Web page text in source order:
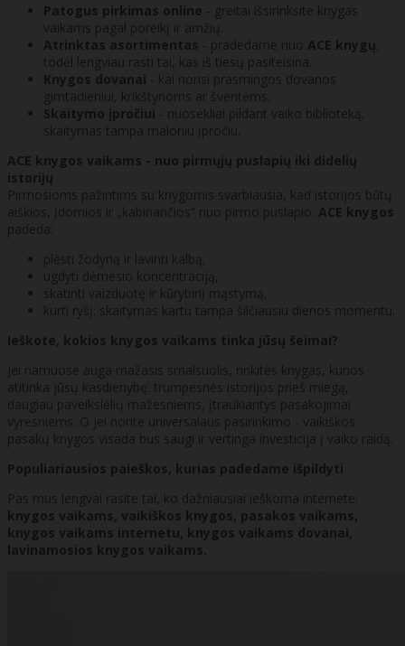
Patogus pirkimas online - greitai išsirinksite knygas
vaikams pagal poreikį ir amžių.
Atrinktas asortimentas - pradedame nuo ACE knygų
todėl lengviau rasti tai, kas iš tiesų pasiteisina.
Knygos dovanai - kai norisi prasmingos dovanos
gimtadieniui, krikštynoms ar šventėms.
Skaitymo įpročiui - nuosekliai pildant vaiko biblioteką,
skaitymas tampa maloniu įpročiu.
ACE knygos vaikams - nuo pirmųjų puslapių iki didelių
istorijų
Pirmosioms pažintims su knygomis svarbiausia, kad istorijos būtų
aiškios, įdomios ir „kabinančios“ nuo pirmo puslapio. ACE knygos
padeda:
plėsti žodyną ir lavinti kalbą,
ugdyti dėmesio koncentraciją,
skatinti vaizduotę ir kūrybinį mąstymą,
kurti ryšį: skaitymas kartu tampa šilčiausiu dienos momentu.
Ieškote, kokios knygos vaikams tinka jūsų šeimai?
Jei namuose auga mažasis smalsuolis, rinkitės knygas, kurios
atitinka jūsų kasdienybę: trumpesnės istorijos prieš miegą,
daugiau paveikslėlių mažesniems, įtraukiantys pasakojimai
vyresniems. O jei norite universalaus pasirinkimo - vaikiškos
pasakų knygos visada bus saugi ir vertinga investicija į vaiko raidą.
Populiariausios paieškos, kurias padedame išpildyti
Pas mus lengvai rasite tai, ko dažniausiai ieškoma internete:
knygos vaikams, vaikiškos knygos, pasakos vaikams,
knygos vaikams internetu, knygos vaikams dovanai,
lavinamosios knygos vaikams.